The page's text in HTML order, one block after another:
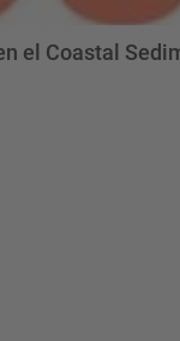
el Coastal